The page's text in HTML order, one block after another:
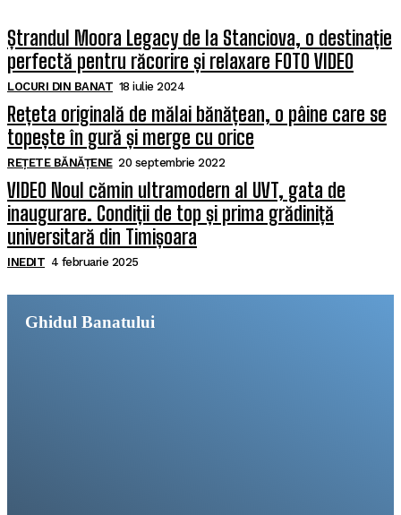
Ștrandul Moora Legacy de la Stanciova, o destinație
perfectă pentru răcorire și relaxare FOTO VIDEO
LOCURI DIN BANAT 18 iulie 2024
Rețeta originală de mălai bănățean, o pâine care se
topește în gură și merge cu orice
REȚETE BĂNĂȚENE 20 septembrie 2022
VIDEO Noul cămin ultramodern al UVT, gata de
inaugurare. Condiții de top și prima grădiniță
universitară din Timișoara
INEDIT 4 februarie 2025
Ghidul Banatului